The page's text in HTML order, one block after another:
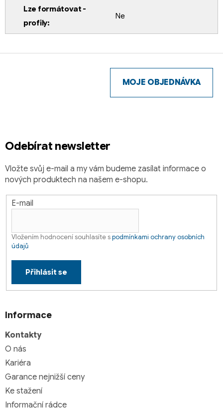
Lze formátovat -
profily:
Ne
Odebírat newsletter
Vložte svůj e-mail a my vám budeme zasílat informace o
nových produktech na našem e-shopu.
E-mail
Vložením hodnocení souhlasíte spodmínkami ochrany osobních
údajů
Přihlásit se
Informace
Kontakty
O nás
Kariéra
Garance nejnižší ceny
Ke stažení
Informační rádce
MOJE OBJEDNÁVKA